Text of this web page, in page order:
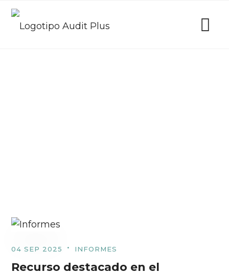
04 SEP 2025 INFORMES
Recurso destacado en el